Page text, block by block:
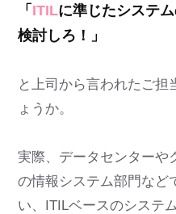
「 ITILに準じたシステ
検討しろ！」
と上司から言われたご担
ょうか。
実際、データセンターや
の情報システム部門など
い、ITILベースのシステ